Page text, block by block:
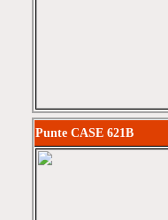
Punte CASE 621B